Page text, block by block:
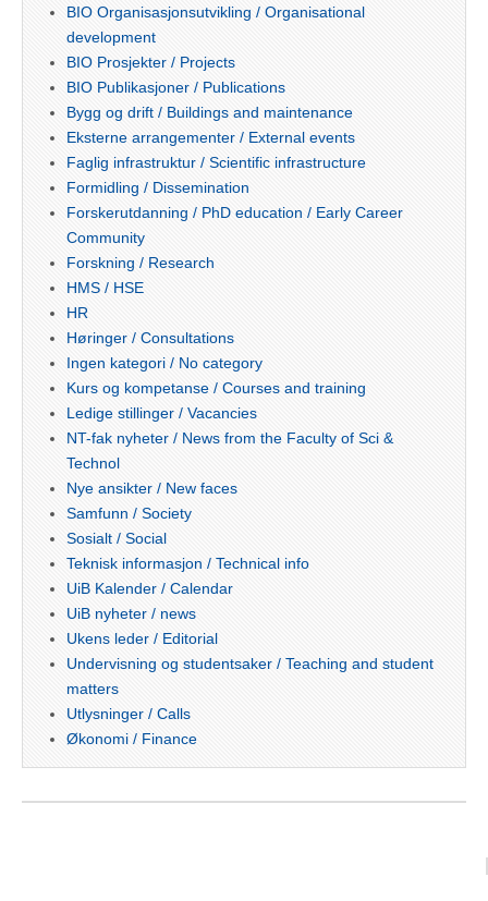
BIO Organisasjonsutvikling / Organisational
development
BIO Prosjekter / Projects
BIO Publikasjoner / Publications
Bygg og drift / Buildings and maintenance
Eksterne arrangementer / External events
Faglig infrastruktur / Scientific infrastructure
Formidling / Dissemination
Forskerutdanning / PhD education / Early Career
Community
Forskning / Research
HMS / HSE
HR
Høringer / Consultations
Ingen kategori / No category
Kurs og kompetanse / Courses and training
Ledige stillinger / Vacancies
NT-fak nyheter / News from the Faculty of Sci &
Technol
Nye ansikter / New faces
Samfunn / Society
Sosialt / Social
Teknisk informasjon / Technical info
UiB Kalender / Calendar
UiB nyheter / news
Ukens leder / Editorial
Undervisning og studentsaker / Teaching and student
matters
Utlysninger / Calls
Økonomi / Finance